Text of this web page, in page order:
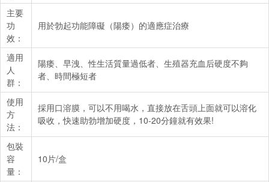
主要
功
效：
用於勃起功能障礙（陽痿）的適應症治療
適用
人
群：
陽痿、早洩、性生活質量過低者、生殖器充血后硬度不夠
者、時間極短者
使用
方
法：
採用口溶膜，可以不用喝水，直接放在舌頭上面就可以溶化
吸收，快速助勃增加硬度，10-20分鐘就有效果!
包裝
容
量：
10片/盒